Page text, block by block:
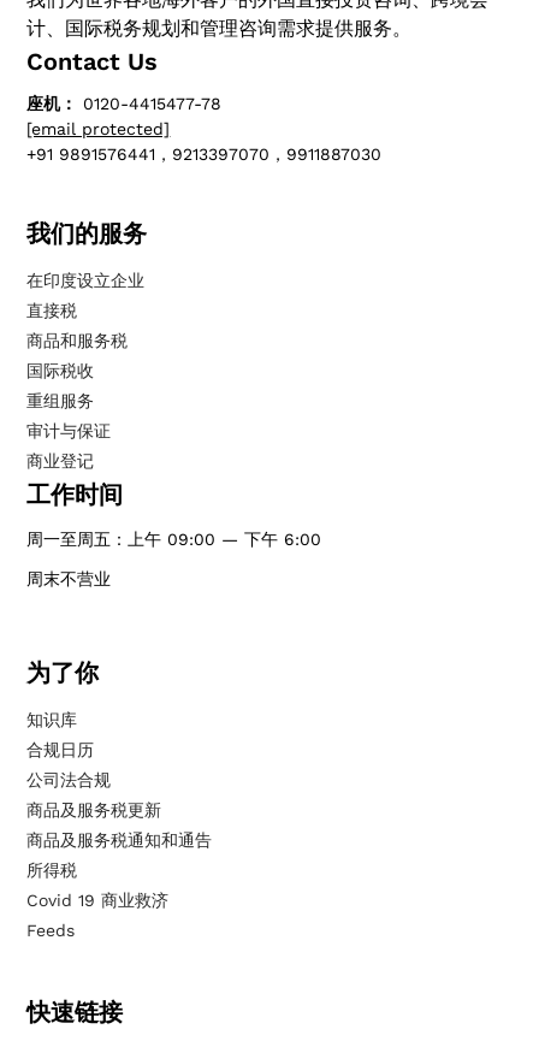
计、国际税务规划和管理咨询需求提供服务。
Contact Us
座机：
0120-4415477-78
[email protected]
+91 9891576441，9213397070，9911887030
我们的服务
在印度设立企业
直接税
商品和服务税
国际税收
重组服务
审计与保证
商业登记
工作时间
周一至周五：上午 09:00 — 下午 6:00
周末不营业
为了你
知识库
合规日历
公司法合规
商品及服务税更新
商品及服务税通知和通告
所得税
Covid 19 商业救济
Feeds
快速链接